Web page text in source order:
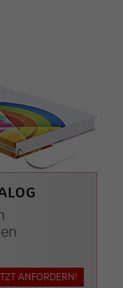
ANFORDERN!